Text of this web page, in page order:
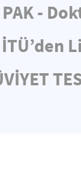
-
İTÜ’den